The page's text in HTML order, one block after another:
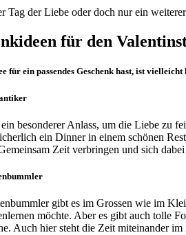
für den
für ein passendes Geschenk hast, ist
besonderer Anlass, um die Liebe zu
ein Dinner in einem schönen
Zeit verbringen und sich
gibt es im Grossen wie im
möchte. Aber es gibt auch tolle
Auch hier steht die Zeit miteinander im